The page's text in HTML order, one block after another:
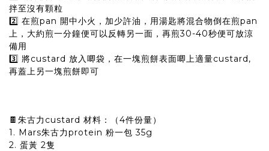
拌至沒有顆粒
2️⃣ 在煎pan 開中小火，加少許油，用湯匙將混合物倒在煎pan
上，大約煎一分鐘便可以反轉另一面，再煎30-40秒便可放涼
備用
3️⃣ 將custard 放入唧袋，在一塊煎餅表面唧上適量custard,
再蓋上另一塊煎餅即可
🍫朱古力custard 材料：（4件份量）
1. Mars朱古力protein 粉一包 35g
2. 蛋黃 2隻